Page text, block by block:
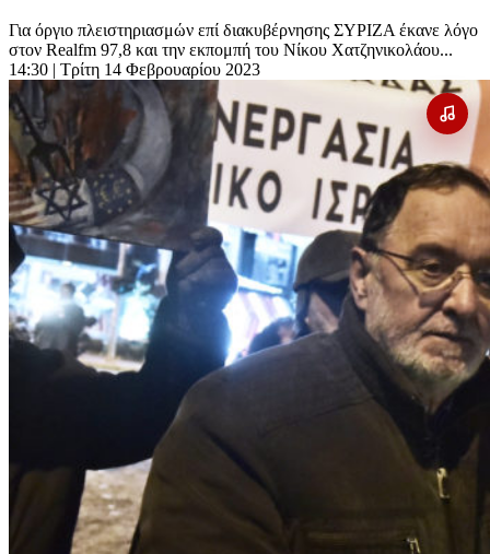
Για όργιο πλειστηριασμών επί διακυβέρνησης ΣΥΡΙΖΑ έκανε λόγο
στον Realfm 97,8 και την εκπομπή του Νίκου Χατζηνικολάου...
14:30 | Τρίτη 14 Φεβρουαρίου 2023